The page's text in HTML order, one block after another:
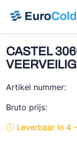
info@eurocold.nl
Merken
BOCK
Koudemiddelen
Diensten
Nieuws
Over ons
CASTEL
Artikel nummer:
Bruto prijs:
Leverbaar in 4